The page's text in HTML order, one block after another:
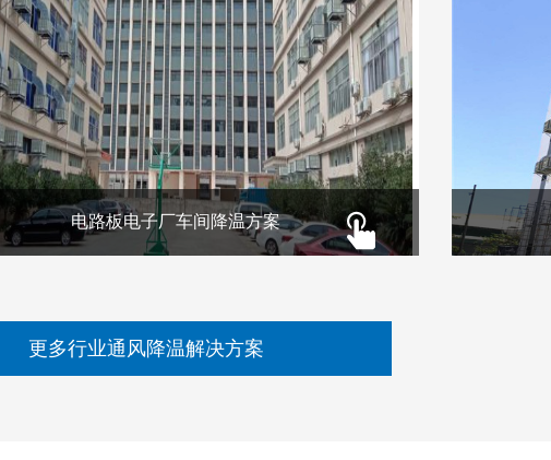
电路板电子厂车间降温方案
更多行业通风降温解决方案